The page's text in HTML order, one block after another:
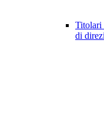
Titolari
di